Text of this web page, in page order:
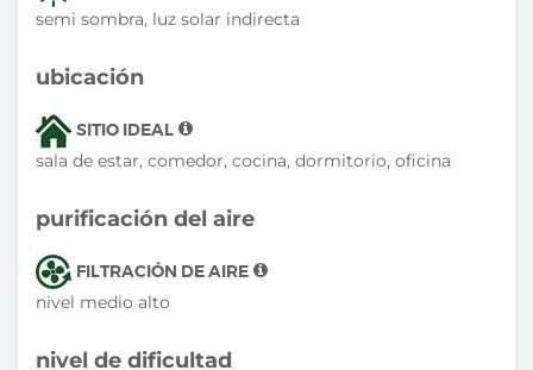
semi sombra, luz solar indirecta
ubicación
SITIO IDEAL
sala de estar, comedor, cocina, dormitorio, oficina
purificación del aire
FILTRACIÓN DE AIRE
nivel medio alto
nivel de dificultad